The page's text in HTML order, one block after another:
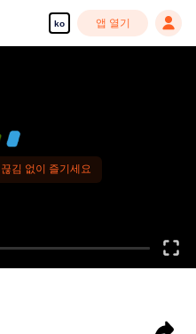
ko 앱 열기
김 없이 즐기세요